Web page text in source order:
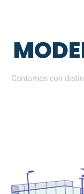
Contamos con